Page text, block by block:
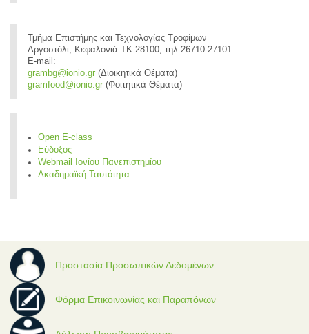
Τμήμα Επιστήμης και Τεχνολογίας Τροφίμων
Αργοστόλι, Κεφαλονιά ΤΚ 28100, τηλ:26710-27101
E-mail:
grambg@ionio.gr (Διοικητικά Θέματα)
gramfood@ionio.gr (Φοιτητικά Θέματα)
Open E-class
Εύδοξος
Webmail Ιονίου Πανεπιστημίου
Ακαδημαϊκή Ταυτότητα
Προστασία Προσωπικών Δεδομένων
Φόρμα Επικοινωνίας και Παραπόνων